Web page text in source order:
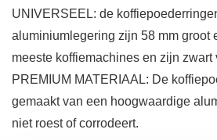
UNIVERSEEL: de
aluminiumlegering zijn 58 mm groot
meeste koffiemachines en zijn zwart
PREMIUM MATERIAAL: De
gemaakt van een hoogwaardige
niet roest of corrodeert.